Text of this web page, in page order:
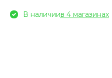
В наличиив 4 магазинах